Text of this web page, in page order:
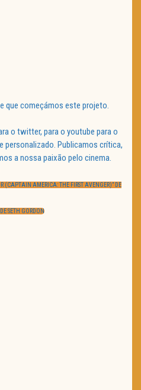
que começámos este projeto.
o twitter, para o youtube para o
personalizado. Publicamos crítica,
a nossa paixão pelo cinema.
(CAPTAIN AMERICA: THE FIRST AVENGER)” DE
SETH GORDON